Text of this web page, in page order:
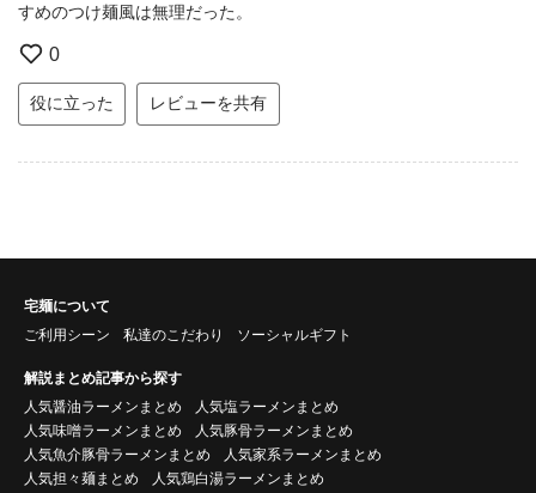
すめのつけ麺風は無理だった。
0
役に立った レビューを共有
宅麺について
ご利用シーン
私達のこだわり ソーシャルギフト
解説まとめ記事から探す
人気醤油ラーメンまとめ
人気塩ラーメンまとめ
人気味噌ラーメンまとめ
人気豚骨ラーメンまとめ
人気魚介豚骨ラーメンまとめ
人気家系ラーメンまとめ
人気担々麺まとめ
人気鶏白湯ラーメンまとめ